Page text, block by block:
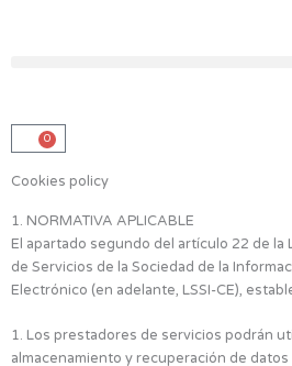
0
Carrito
Cookies policy
1. NORMATIVA APLICABLE
El apartado segundo del artículo 22 de la
de Servicios de la Sociedad de la
Electrónico (en adelante, LSSI-CE),
1. Los prestadores de servicios podrán
almacenamiento y recuperación de